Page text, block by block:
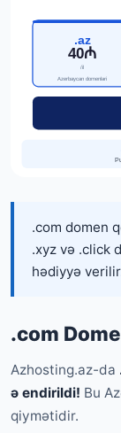
.com domen
.xyz və .click
hədiyyə
.com
Azhosting.az-da
ə endirildi! Bu
qiymətidir.